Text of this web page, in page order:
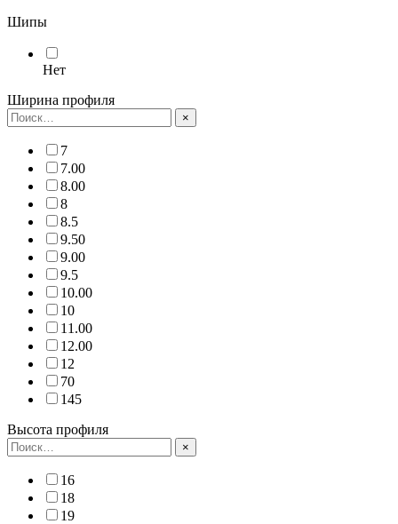
Шипы
Нет
Ширина профиля
×
7
7.00
8.00
8
8.5
9.50
9.00
9.5
10.00
10
11.00
12.00
12
70
145
Высота профиля
×
16
18
19